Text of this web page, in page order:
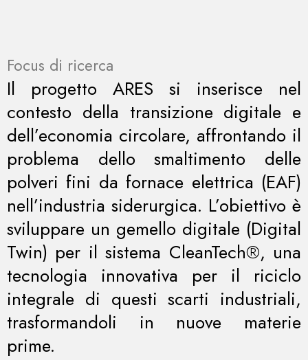
Focus di ricerca
Il progetto ARES si inserisce nel
contesto della transizione digitale e
dell’economia circolare, affrontando il
problema dello smaltimento delle
polveri fini da fornace elettrica (EAF)
nell’industria siderurgica. L’obiettivo è
sviluppare un gemello digitale (Digital
Twin) per il sistema CleanTech®, una
tecnologia innovativa per il riciclo
integrale di questi scarti industriali,
trasformandoli in nuove materie
prime.